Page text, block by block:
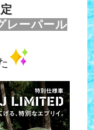
レーパール